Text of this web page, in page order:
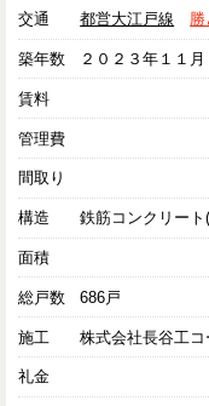
交通 都営大江戸線 勝
築年数 ２０２３年１１月
賃料
管理費
間取り
構造 鉄筋コンクリー
面積
総戸数 686戸
施工 株式会社長谷工
礼金